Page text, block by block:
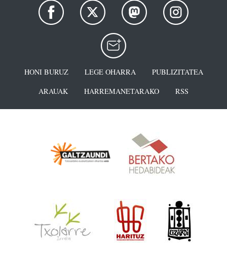
HONI BURUZ LEGE OHARRA
PUBLIZITATEA
ARAUAK
HARREMANETARAKO RSS